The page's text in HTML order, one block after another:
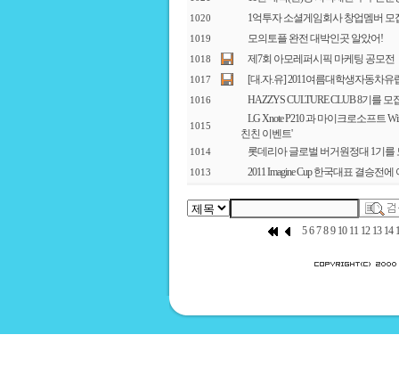
1020 1억투자 소셜게임회사 창업멤버 모
1019 모의토플 완전 대박인곳 알았어!
1018 제7회 아모레퍼시픽 마케팅 공모전
1017 [대.자.유] 2011여름대학생자동차
1016 HAZZYS CULTURE CLUB 8기를 모
1015
LG Xnote P210 과 마이크로소프트
친친 이벤트'
1014 롯데리아 글로벌 버거원정대 1기를
1013 2011 Imagine Cup 한국대표 결승전
5 6 7 8 9 10 11 12 13 14